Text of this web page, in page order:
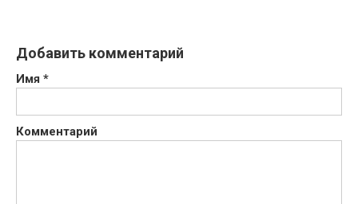
Добавить комментарий
Имя *
Комментарий